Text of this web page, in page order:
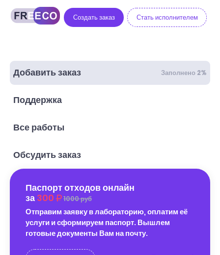
Создать заказ Стать исполнителем
Добавить заказ Заполнено 2%
Поддержка
Все работы
Обсудить заказ
Паспорт отходов онлайн
за 300 1000 руб
Отправим заявку в лабораторию, оплатим её
услуги и сформируем паспорт. Вышлем
готовые документы Вам на почту.